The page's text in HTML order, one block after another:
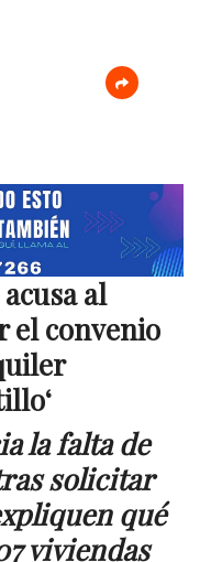
al
el convenio
‘
la falta de
solicitar
qué
viviendas